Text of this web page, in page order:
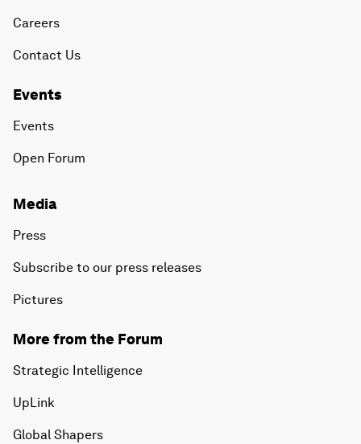
Careers
Contact Us
Events
Events
Open Forum
Media
Press
Subscribe to our press releases
Pictures
More from the Forum
Strategic Intelligence
UpLink
Global Shapers